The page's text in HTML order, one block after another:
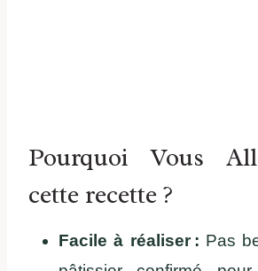
Pourquoi Vous
cette recette ?
Facile à réaliser : Pas